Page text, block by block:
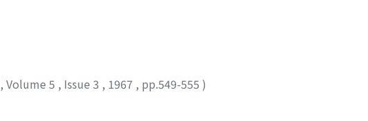
, Volume 5 , Issue 3 , 1967 , pp.549-555 )